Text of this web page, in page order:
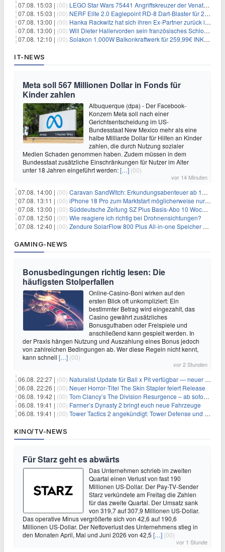
07.08. 15:03 | (00) LEGO Star Wars 75441 Angriffskreuzer der Venator-Klasse für 50,25€
07.08. 15:03 | (00) NERF Elite 2.0 Eaglepoint RD-8 Dart-Blaster für 20,49€
07.08. 13:00 | (00) Hanka Rackwitz hat sich ihren Ex-Partner zurück ins Haus geholt
07.08. 13:00 | (00) Will Dieter Hallervorden sein französisches Schloss verkaufen?
07.08. 12:10 | (00) Solakon 1.000W Balkonkraftwerk für 259,99€ INKL. VERSAND! 800W Wechselrichter, bifazial
IT-NEWS
Meta soll 567 Millionen Dollar in Fonds für
Kinder zahlen
Albuquerque (dpa) - Der Facebook-
Konzern Meta soll nach einer
Gerichtsentscheidung im US-
Bundesstaat New Mexico mehr als eine
halbe Milliarde Dollar für Hilfen an Kinder
zahlen, die durch Nutzung sozialer
Medien Schaden genommen haben. Zudem müssen in dem
Bundesstaat zusätzliche Einschränkungen für Nutzer im Alter
unter 18 Jahren eingeführt werden:[…] (00)
vor 14 Minuten
07.08. 14:00 | (00) Caravan SandWitch: Erkundungsabenteuer ab 13.08. gratis im Epic Games Store
07.08. 13:11 | (00) iPhone 18 Pro zum Marktstart möglicherweise nur begrenzt verfügbar
07.08. 13:00 | (00) Süddeutsche Zeitung SZ Plus Basis-Abo 10 Wochen für 10€
07.08. 12:50 | (00) Wie reagiere ich richtig bei Drohnensichtungen?
07.08. 12:40 | (00) Zendure SolarFlow 800 Plus All-in-one Speicher + Zusatzspeicher AB2000L für 618,96€ – 3,84kWh fürs Balkonkraftwerk
GAMING-NEWS
Bonusbedingungen richtig lesen: Die
häufigsten Stolperfallen
Online-Casino-Boni wirken auf den
ersten Blick oft unkompliziert: Ein
bestimmter Betrag wird eingezahlt, das
Casino gewährt zusätzliches
Bonusguthaben oder Freispiele und
anschließend kann gespielt werden. In
der Praxis hängen Nutzung und Auszahlung eines Bonus jedoch
von zahlreichen Bedingungen ab. Wer diese Regeln nicht kennt,
kann schnell […] (00)
vor 2 Stunden
06.08. 22:27 | (00) Naturalist Update für Ball x Pit verfügbar — neuer Content auf allen Plattformen
06.08. 22:26 | (00) Neuer Horror‑Titel The Skin Stapler feiert Release
06.08. 19:42 | (00) Tom Clancy’s The Division Resurgence – ab sofort für euch verfügbar
06.08. 19:41 | (00) Farmer’s Dynasty 2 bringt euch neue Fahrzeuge
06.08. 19:41 | (00) Tower Tactics 2 angekündigt: Tower Defense und Deckbuilding Kombo kehrt zurück
KINO/TV-NEWS
Für Starz geht es abwärts
Das Unternehmen schrieb im zweiten
Quartal einen Verlust von fast 190
Millionen US-Dollar. Der Pay-TV-Sender
Starz verkündete am Freitag die Zahlen
für das zweite Quartal. Der Umsatz sank
von 319,7 auf 307,9 Millionen US-Dollar.
Das operative Minus vergrößerte sich von 42,6 auf 190,6
Millionen US-Dollar. Der Nettoverlust des Unternehmens stieg in
den Monaten April, Mai und Juni 2026 von 42,5 […] (00)
vor 1 Stunde